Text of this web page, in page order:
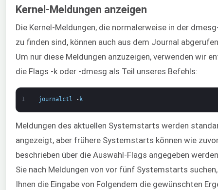
Kernel-Meldungen anzeigen
Die Kernel-Meldungen, die normalerweise in der
zu finden sind, können auch aus dem Journal
Um nur diese Meldungen anzuzeigen, verwenden wir
die Flags -k oder -dmesg als Teil unseres Befehls:
1 journalctl - k
Meldungen des aktuellen Systemstarts werden
angezeigt, aber frühere Systemstarts können wie
beschrieben über die Auswahl-Flags angegeben
Sie nach Meldungen von vor fünf Systemstarts
Ihnen die Eingabe von Folgendem die gewünschten